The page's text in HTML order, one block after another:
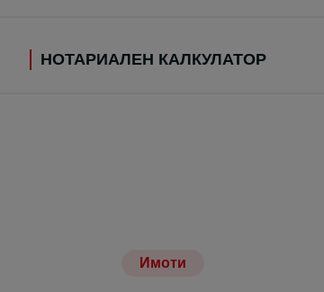
НОТАРИАЛЕН КАЛКУЛАТОР
Имоти